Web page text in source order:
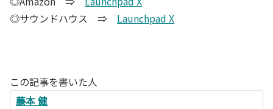
◎サウンドハウス ⇒ Launchpad X
この記事を書いた人
藤本 健